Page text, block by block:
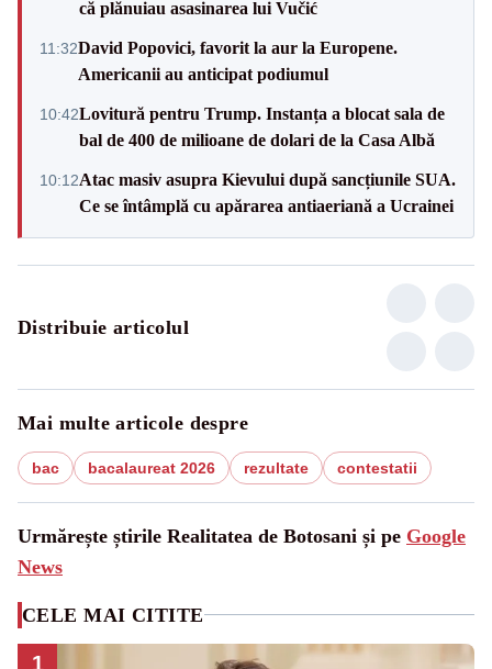
că plănuiau asasinarea lui Vučić
11:32David Popovici, favorit la aur la Europene.
Americanii au anticipat podiumul
10:42Lovitură pentru Trump. Instanța a blocat sala de
bal de 400 de milioane de dolari de la Casa Albă
10:12Atac masiv asupra Kievului după sancțiunile SUA.
Ce se întâmplă cu apărarea antiaeriană a Ucrainei
Distribuie articolul
Mai multe articole despre
bac bacalaureat 2026 rezultate contestatii
Urmărește știrile Realitatea de Botosani și pe Google
News
CELE MAI CITITE
1